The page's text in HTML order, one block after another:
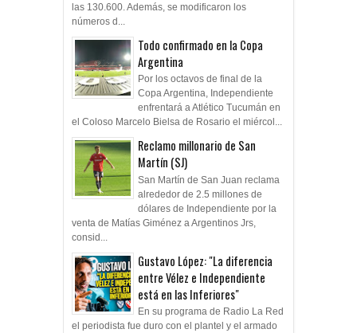
las 130.600. Además, se modificaron los
números d...
Todo confirmado en la Copa
Argentina
Por los octavos de final de la
Copa Argentina, Independiente
enfrentará a Atlético Tucumán en
el Coloso Marcelo Bielsa de Rosario el miércol...
Reclamo millonario de San
Martín (SJ)
San Martín de San Juan reclama
alrededor de 2.5 millones de
dólares de Independiente por la
venta de Matías Giménez a Argentinos Jrs,
consid...
Gustavo López: "La diferencia
entre Vélez e Independiente
está en las Inferiores"
En su programa de Radio La Red
el periodista fue duro con el plantel y el armado